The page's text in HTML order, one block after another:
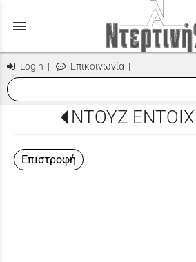
menu
Login | Επικοινωνία |
ΝΤΟΥΖ
Επιστροφή